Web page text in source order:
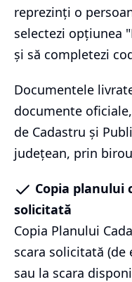
reprezinți o
selectezi opțiunea
și să completezi
Documentele
documente
de Cadastru și
județean, prin
Copia planului
solicitată
Copia Planului
scara solicitată (de
sau la scara